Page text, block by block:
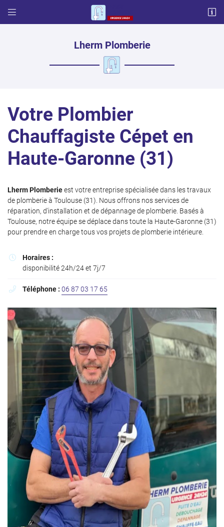
 
 Adresse email de réception
Rafraîchir le captcha
En cochant cette case, vous consentez à recevoir nos propositions commerciales à
l'adresse email indiqué ci-dessus. Vous pouvez vous désinscrire à tout moment en
utilisantle formulaire de désinscription.
Lherm Plomberie
Votre Plombier
Chauffagiste Cépet en
Haute-Garonne (31)
Lherm Plomberieest votre entreprise spécialisée dans les travaux
de plomberie à Toulouse (31). Nous offrons nos services de
réparation, d'installation et de dépannage de plomberie. Basés à
Toulouse, notre équipe se déplace dans toute la Haute-Garonne (31)
pour prendre en charge tous vos projets de plomberie intérieure.

Horaires :
disponibilité 24h/24 et 7j/7
 Téléphone : 06 87 03 17 65